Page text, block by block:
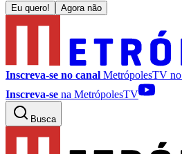
Eu quero! Agora não
Inscreva-se no canal MetrópolesTV no
Inscreva-se na MetrópolesTV
Busca